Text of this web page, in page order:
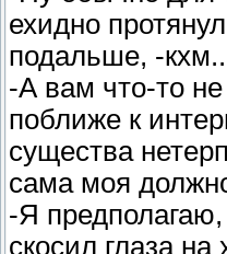
ехидно
подальше, -
-А вам что-то
поближе к
существа
сама моя
-Я предполагаю,
скосил глаза